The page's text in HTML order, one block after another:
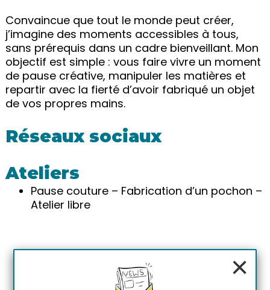
Convaincue que tout le monde peut créer,
j’imagine des moments accessibles à tous,
sans prérequis dans un cadre bienveillant. Mon
objectif est simple : vous faire vivre un moment
de pause créative, manipuler les matières et
repartir avec la fierté d’avoir fabriqué un objet
de vos propres mains.
Réseaux sociaux
Ateliers
Pause couture – Fabrication d’un pochon –
Atelier libre
×